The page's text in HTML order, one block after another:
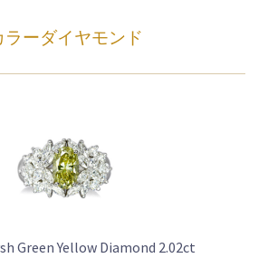
ラーダイヤモンド
Green Yellow Diamond 2.02ct